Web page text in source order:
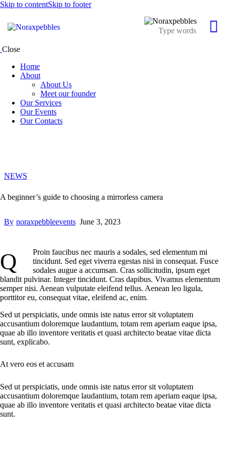
Skip to contentSkip to footer
Close
Home
About
About Us
Meet our founder
Our Services
Our Events
Our Contacts
NEWS
A beginner’s guide to choosing a mirrorless camera
By noraxpebbleevents June 3, 2023
Q
Proin faucibus nec mauris a sodales, sed elementum mi
tincidunt. Sed eget viverra egestas nisi in consequat. Fusce
sodales augue a accumsan. Cras sollicitudin, ipsum eget
blandit pulvinar. Integer tincidunt. Cras dapibus. Vivamus elementum
semper nisi. Aenean vulputate eleifend tellus. Aenean leo ligula,
porttitor eu, consequat vitae, eleifend ac, enim.
Sed ut perspiciatis, unde omnis iste natus error sit voluptatem
accusantium doloremque laudantium, totam rem aperiam eaque ipsa,
quae ab illo inventore veritatis et quasi architecto beatae vitae dicta
sunt, explicabo.
At vero eos et accusam
Sed ut perspiciatis, unde omnis iste natus error sit voluptatem
accusantium doloremque laudantium, totam rem aperiam eaque ipsa,
quae ab illo inventore veritatis et quasi architecto beatae vitae dicta
sunt.